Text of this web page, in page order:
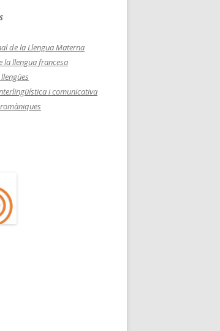
de la Llengua Materna
la llengua francesa
i comunicativa